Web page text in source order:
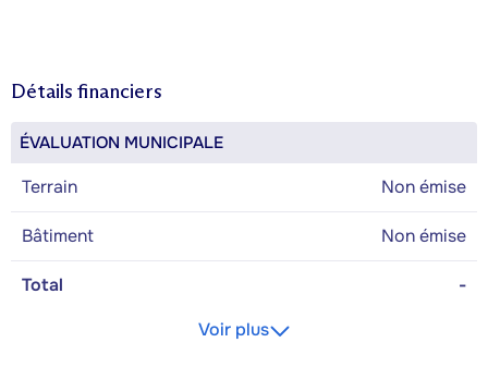
Détails financiers
ÉVALUATION MUNICIPALE
Terrain Non émise
Bâtiment Non émise
Total
-
Voir plus